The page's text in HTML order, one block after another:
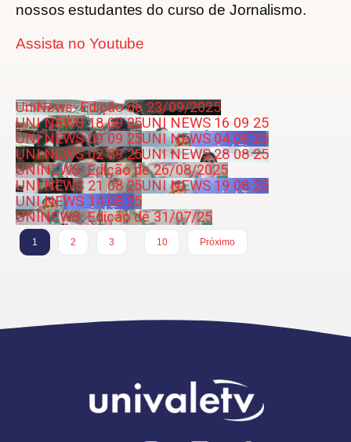
nossos estudantes do curso de Jornalismo.
Assista no Youtube
UniNews: Edição de 23/09/2025
UNI NEWS 18 09 25UNI NEWS 16 09 25
UNI NEWS 09 09 25UNI NEWS 04 09 25
UNI NEWS 02 09 25UNI NEWS 28 08 25
UNINEWS: Edição de 26/08/2025
UNI NEWS 21 08 25UNI NEWS 19 08 25
UNI NEWS 14 08 25
UNINEWS: Edição de 31/07/25
1 2 3
10
Próximo